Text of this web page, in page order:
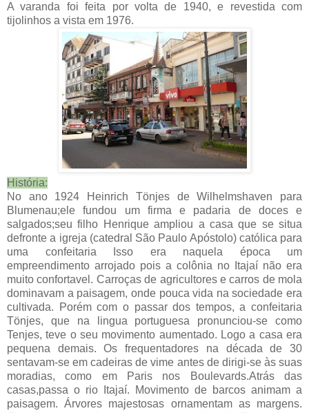
A varanda foi feita por volta de 1940, e revestida com
tijolinhos a vista em 1976.
História:
No ano 1924 Heinrich Tönjes de Wilhelmshaven para
Blumenau;ele fundou um firma e padaria de doces e
salgados;seu filho Henrique ampliou a casa que se situa
defronte a igreja (catedral São Paulo Apóstolo) católica para
uma confeitaria Isso era naquela época um
empreendimento arrojado pois a colônia no Itajaí não era
muito confortavel. Carroças de agricultores e carros de mola
dominavam a paisagem, onde pouca vida na sociedade era
cultivada. Porém com o passar dos tempos, a confeitaria
Tönjes, que na lingua portuguesa pronunciou-se como
Tenjes, teve o seu movimento aumentado. Logo a casa era
pequena demais. Os frequentadores na década de 30
sentavam-se em cadeiras de vime antes de dirigi-se às suas
moradias, como em Paris nos Boulevards.Atrás das
casas,passa o rio Itajaí. Movimento de barcos animam a
paisagem. Árvores majestosas ornamentam as margens.